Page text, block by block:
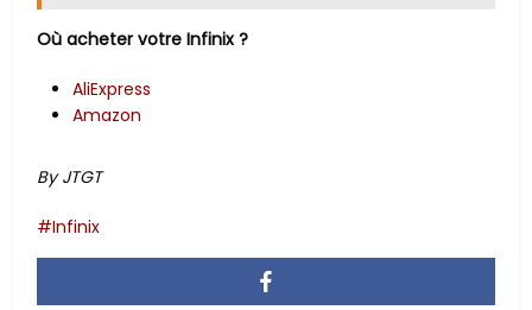
Où acheter votre Infinix ?
AliExpress
Amazon
By JTGT
Infinix